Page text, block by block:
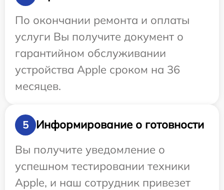
По окончании ремонта и оплаты
услуги Вы получите документ о
гарантийном обслуживании
устройства Apple сроком на 36
месяцев.
5
Информирование о готовности
Вы получите уведомление о
успешном тестировании техники
Apple, и наш сотрудник привезет